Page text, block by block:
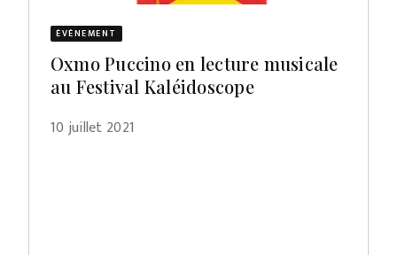
ÉVÈNEMENT
Oxmo Puccino en lecture musicale
au Festival Kaléidoscope
10 juillet 2021